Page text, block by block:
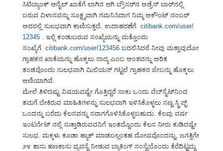
ಸಿಟಿಬ್ಯಾಂಕ್ ಆನೈಲ್ ಖಾತೆಗೆ ಲಾಗಿನ ಆಗಿ ಬ್ರೌಸರ್‌ನ ಅಡ್ರೆಸ್ ಬಾರ್‌ನಲ್ಲಿ
ಬರುವ ವಿಳಾಸವನ್ನು ಸೂಕ್ಷ್ಮವಾಗಿ ಗಮನಿಸಿದಾಗ ನಿಮ್ಮ ಅಕೌಂಟ್ ನಂಬರ್
ಅದರಲ್ಲಿ ಸುಲಭವಾಗಿ ಕಾಣಿಸುತ್ತದೆ. ಉದಾಹರಣೆಗೆ citibank.com/user/
12345. ಇಲ್ಲಿ ಕಂಡುಬರುವ ಸಂಖ್ಯೆಯನ್ನು ಮತ್ತೊಂದು
ಸಂಖ್ಯೆಗೆ citibank.com/user/123456ಬದಲಿಸಿದರೆ ನೀವು ಮತ್ತಾವುದೋ
ಗ್ರಾಹಕನ ಖಾತೆಯನ್ನು ಹೊಕ್ಕಲು ಸಾದ್ಯ ಎಂಬ ಅಂಶವನ್ನು ಅರಿತ
ತಂಡವೊಂದು ಸುಲಭವಾಗಿ ಮಿಲಿಯನ್ ಗಟ್ಟಲೆ ಗ್ರಾಹಕರ ಜೇಬನ್ನು ಹೊಕ್ಕಲು
ಅಣಿಯಾಗಿವೆ.
ಮೇಲೆ ತಿಳಿದಷ್ಟು ವಿಷಯವಷ್ಟೇ ಗೊತ್ತಿದ್ದರೆ ಸಾಕು ಒಂದು ವೆಬ್‌ಸೈಟ್‌ನಿಂದ
ತಮಗೆ ಬೇಕಿರುವ ಮಾಹಿತಿಗಳನ್ನು ಸುಲಭವಾಗಿ ಇಳಿಸಿಕೊಳ್ಳಲು ಸಣ್ಣ ಸ್ಕ್ರಿಪ್ಟ್
ಒಂದನ್ನು ಬರೆದು ಕೆಲಸವನ್ನು ಸರಾಗಗೊಳಿಸಿಕೊಳ್ಳಬಹುದು. ಕೆಲವು ವರ್ಷ
ಇಂಟರ್ನೆಟ್ ನಲ್ಲಿ ಸುತ್ತಾಡಿರುವವನಿಗೆ ಇಂತದ್ದೊಂದು ಕೆಲಸ ನೀರು ಕುಡಿದಷ್ಟೇ
ಸುಲಭ. ಮಕ್ಕಳು ಕೂಡಾ ಹ್ಯಾಕ್ ಮಾಡಬಲ್ಲಂತಹ ದೋಷವೊಂದನ್ನು, ಜಗತ್ತಿಗೇ
೨೪ ತಾಸು ಹಣಕಾಸು ವ್ಯವಸ್ಥೆ ನೀಡುವ ಬ್ಯಾಕಿಂಗ್ ಸಂಸ್ಥೆಯೊಂದು ತೆರೆದಿಟ್ಟದ್ದು